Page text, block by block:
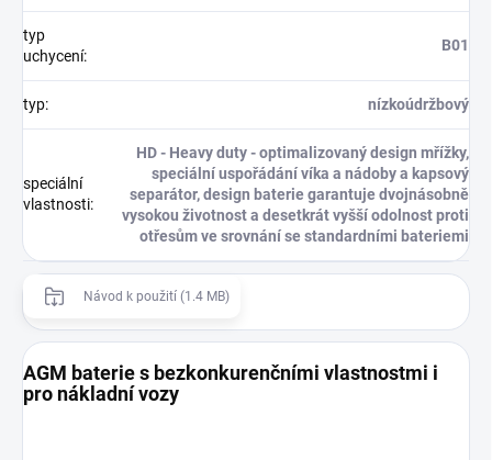
typ
uchycení:
B01
typ: nízkoúdržbový
speciální
vlastnosti:
HD - Heavy duty - optimalizovaný design mřížky,
speciální uspořádání víka a nádoby a kapsový
separátor, design baterie garantuje dvojnásobně
vysokou životnost a desetkrát vyšší odolnost proti
otřesům ve srovnání se standardními bateriemi
Návod k použití (1.4 MB)
AGM baterie s bezkonkurenčními vlastnostmi i
pro nákladní vozy